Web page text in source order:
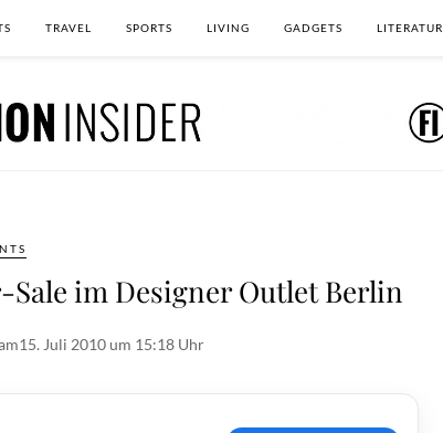
TRAVEL SPORTS LIVING GADGETS LITERATUR
Sale im Designer Outlet Berlin
15. Juli 2010 um 15:18 Uhr